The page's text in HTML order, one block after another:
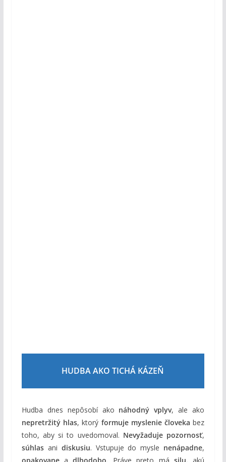
HUDBA AKO TICHÁ KÁZEŇ
Hudba dnes nepôsobí ako náhodný vplyv, ale ako
nepretržitý hlas, ktorý formuje myslenie človeka bez
toho, aby si to uvedomoval. Nevyžaduje pozornosť,
súhlasani diskusiu. Vstupuje do mysle nenápadne,
opakovaneadlhodobo. Práve preto má silu, akú